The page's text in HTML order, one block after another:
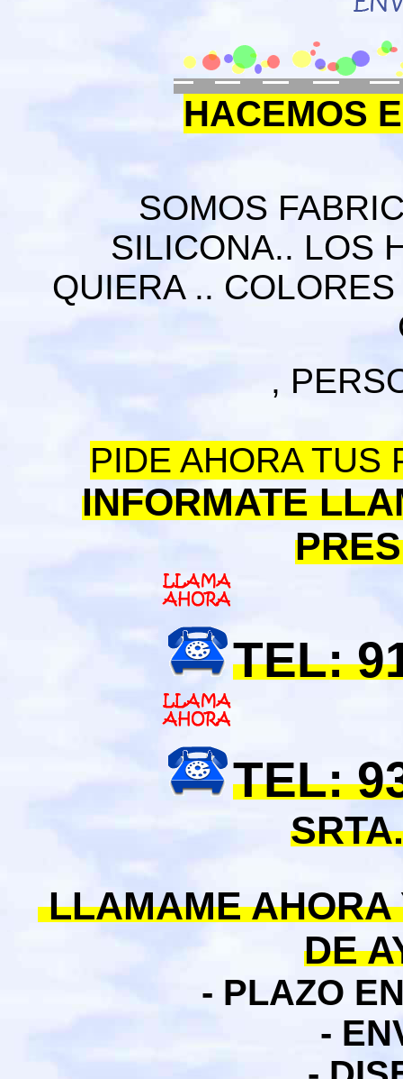
HACEMOS
SOMOS
SILICONA.. LOS
QUIERA ..
,
PIDE AHORA TUS
INFORMATE
TEL:
TEL:
LLAMAME AHORA
DE
- PLAZO
-